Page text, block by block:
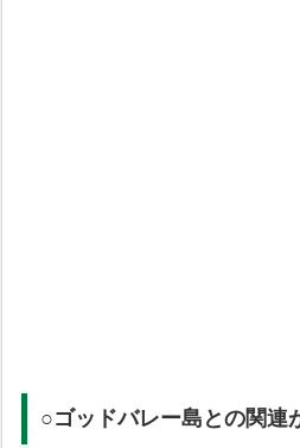
○ゴッドバレー島との関連